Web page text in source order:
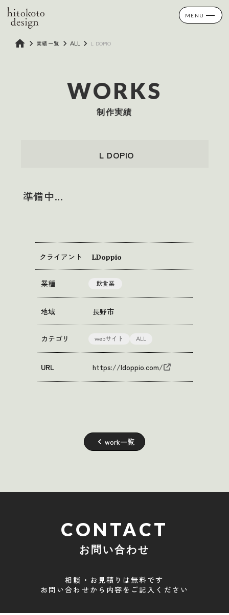
home keyboard_arrow_right 実績一覧 keyboard_arrow_right ALLkeyboard_arrow_right L DOPIO
WORKS
制作実績
L DOPIO
準備中...
クライアント LDoppio
業種 飲食業
地域 長野市
カテゴリ webサイト ALL
URL https://ldoppio.com/
keyboard_arrow_left work一覧
CONTACT
お問い合わせ
相談・お見積りは無料です
お問い合わせから内容をご記入ください
MENU